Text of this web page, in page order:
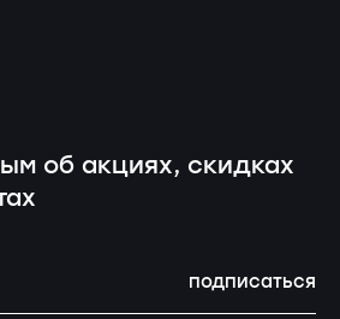
об акциях, скидках
подписаться